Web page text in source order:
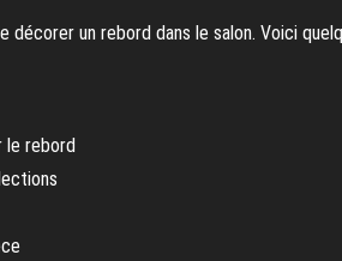
un rebord dans le salon. Voici
le rebord